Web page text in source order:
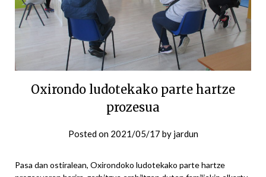
Oxirondo ludotekako parte hartze
prozesua
Posted on 2021/05/17 by jardun
Pasa dan ostiralean, Oxirondoko ludotekako parte hartze